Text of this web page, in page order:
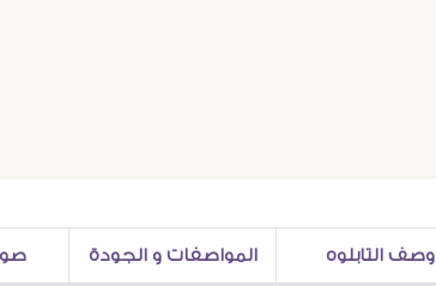
وصف التابلوه المواصفات و الجودة